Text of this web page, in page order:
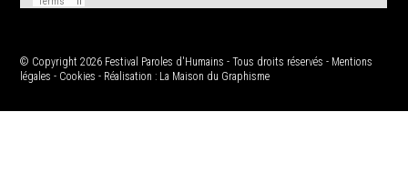
© Copyright 2026 Festival Paroles d'Humains - Tous droits réservés - Mentions
légales - Cookies - Réalisation : La Maison du Graphisme